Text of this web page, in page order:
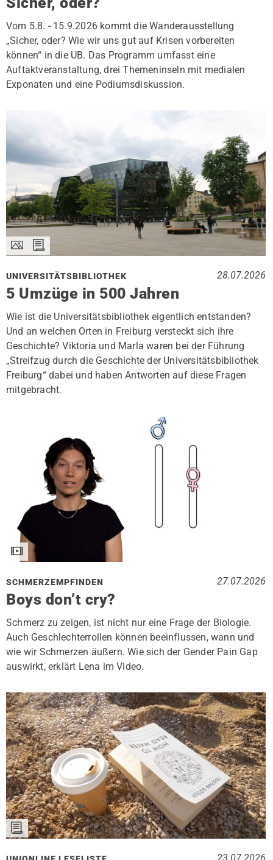
Vom 5.8. - 15.9.2026 kommt die Wanderausstellung
„Sicher, oder? Wie wir uns gut auf Krisen vorbereiten
können“ in die UB. Das Programm umfasst eine
Auftaktveranstaltung, drei Themeninseln mit medialen
Exponaten und eine Podiumsdiskussion.
UNIVERSITÄTSBIBLIOTHEK 28.07.2026
5 Umzüge in 500 Jahren
Wie ist die Universitätsbibliothek eigentlich entstanden?
Und an welchen Orten in Freiburg versteckt sich ihre
Geschichte? Viktoria und Marla waren bei der Führung
„Streifzug durch die Geschichte der Universitätsbibliothek
Freiburg“ dabei und haben Antworten auf diese Fragen
mitgebracht.
SCHMERZEMPFINDEN 27.07.2026
Boys don’t cry?
Schmerz zu zeigen, ist nicht nur eine Frage der Biologie.
Auch Geschlechterrollen können beeinflussen, wann und
wie wir Schmerzen äußern. Wie sich der Gender Pain Gap
auswirkt, erklärt Lena im Video.